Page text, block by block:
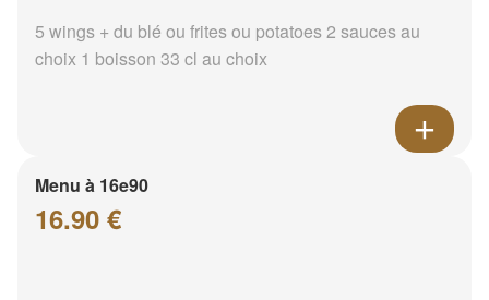
5 wings + du blé ou frites ou potatoes 2 sauces au
choix 1 boisson 33 cl au choix
Menu à 16e90
16.90 €